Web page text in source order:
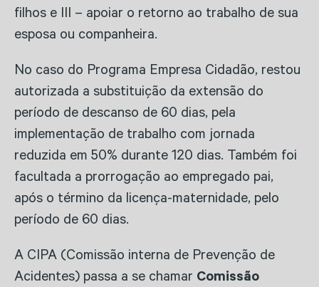
filhos e III – apoiar o retorno ao trabalho de sua
esposa ou companheira.
No caso do Programa Empresa Cidadão, restou
autorizada a substituição da extensão do
período de descanso de 60 dias, pela
implementação de trabalho com jornada
reduzida em 50% durante 120 dias. Também foi
facultada a prorrogação ao empregado pai,
após o término da licença-maternidade, pelo
período de 60 dias.
A CIPA (Comissão interna de Prevenção de
Acidentes) passa a se chamar Comissão